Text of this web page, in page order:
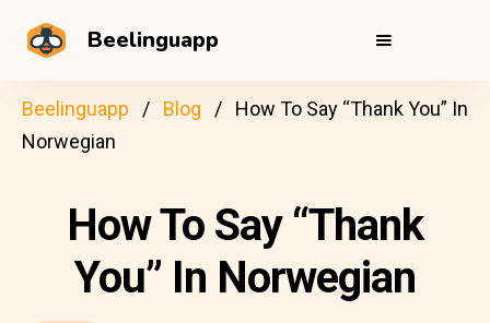
Beelinguapp
Beelinguapp Blog
How To Say “Thank You” In
Norwegian
How To Say “Thank
You” In Norwegian